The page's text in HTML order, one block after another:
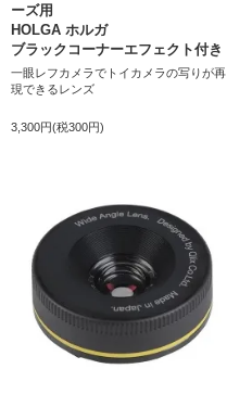
ーズ用
HOLGA ホルガ
ブラックコーナーエフェクト付き
一眼レフカメラでトイカメラの写りが再
現できるレンズ
3,300円(税300円)